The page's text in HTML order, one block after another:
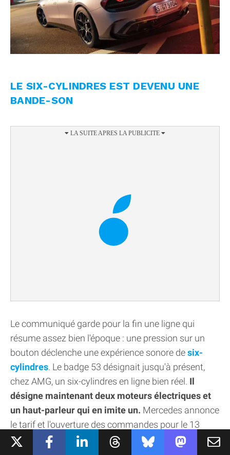
LE SIX-CYLINDRES EST DEVENU UNE
BANDE-SON
Le communiqué garde pour la fin une ligne qui
résume assez bien l'époque : une pression sur un
bouton déclenche une expérience sonore desix-
cylindres. Le badge 53 désignait jusqu'à présent,
chez AMG, un six-cylindres en ligne bien réel. Il
désigne maintenant deux moteurs électriques et
un haut-parleur qui en imite un. Mercedes annonce
le tarif et l'ouverture des commandes pour le 13
août en Suisse, sans aucune indication de prix ni de